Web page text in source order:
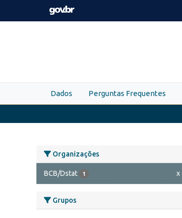
Skip to main content
Dados Perguntas Frequentes
Organizações
BCB/Dstat 1 x
Grupos